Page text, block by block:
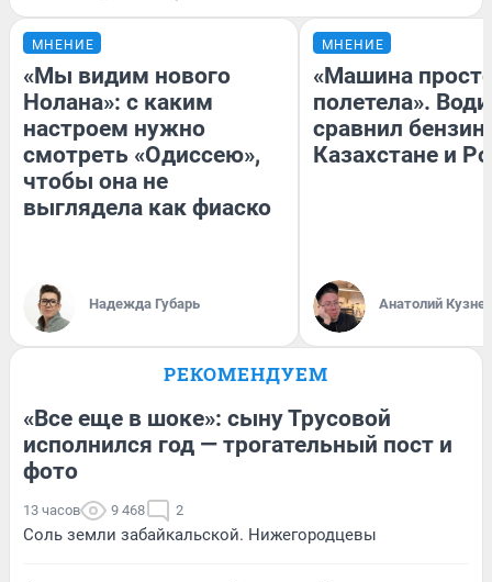
МНЕНИЕ
«Мы видим нового
Нолана»: с каким
настроем нужно
смотреть «Одиссею»,
чтобы она не
выглядела как фиаско
Надежда Губарь
МНЕНИЕ
«Машина
полетела».
сравнил бензин
Казахстане и
Анатолий
РЕКОМЕНДУЕМ
«Все еще в шоке»: сыну Трусовой
исполнился год — трогательный пост и
фото
13 часов 9 468 2
Соль земли забайкальской. Нижегородцевы